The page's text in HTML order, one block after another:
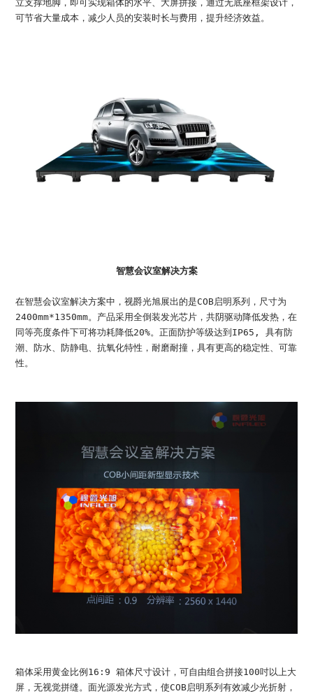
立支撑地脚，即可实现箱体的水平、大屏拼接，通过无底座框架设计，
可节省大量成本，减少人员的安装时长与费用，提升经济效益。
智慧会议室解决方案
在智慧会议室解决方案中，视爵光旭展出的是COB启明系列，尺寸为
2400mm*1350mm。产品采用全倒装发光芯片，共阴驱动降低发热，在
同等亮度条件下可将功耗降低20%。正面防护等级达到IP65, 具有防
潮、防水、防静电、抗氧化特性，耐磨耐撞，具有更高的稳定性、可靠
性。
箱体采用黄金比例16:9 箱体尺寸设计，可自由组合拼接100吋以上大
屏，无视觉拼缝。面光源发光方式，使COB启明系列有效减少光折射，